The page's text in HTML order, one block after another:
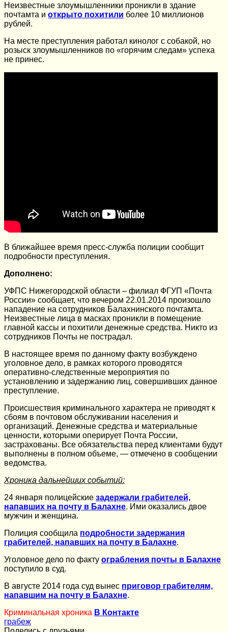
Неизвестные злоумышленники проникли в здание
почтамта и открыто похитили более 10 миллионов
рублей.
На месте преступления работал кинолог с собакой, но
розыск злоумышленников по «горячим следам» успеха
не принес.
В ближайшее время пресс-служба полиции сообщит
подробности преступления.
Дополнено:
УФПС Нижегородской области – филиал ФГУП «Почта
России» сообщает, что вечером 22.01.2014 произошло
нападение на сотрудников Балахнинского почтамта.
Неизвестные лица в масках проникли в помещение
главной кассы и похитили денежные средства. Никто из
сотрудников Почты не пострадал.
В настоящее время по данному факту возбуждено
уголовное дело, в рамках которого проводятся
оперативно-следственные мероприятия по
установлению и задержанию лиц, совершивших данное
преступление.
Происшествия криминального характера не приводят к
сбоям в почтовом обслуживании населения и
организаций. Денежные средства и материальные
ценности, которыми оперирует Почта России,
застрахованы. Все обязательства перед клиентами будут
выполнены в полном объеме, — отмечено в сообщении
ведомства.
Хроника дальнейших событий:
24 января полицейские задержали грабителей,
напавших на почту в Балахне. Ими оказались двое
мужчин и женщина.
Полиция сообщила подробности задержания
грабителей, напавших на почту в Балахне.
Уголовное дело по факту ограбления почты в Балахне
поступило в суд.
В августе 2014 года суд вынес приговор грабителям,
напавшим на почту в Балахне.
Криминальная хроника В Контакте
грабеж